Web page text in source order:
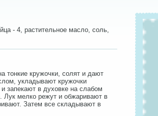
- 4, растительное масло, соль,
тонкие кружочки, солят и дают
укладывают кружочки
запекают в духовке на слабом
Лук мелко режут и обжаривают в
Затем все складывают в